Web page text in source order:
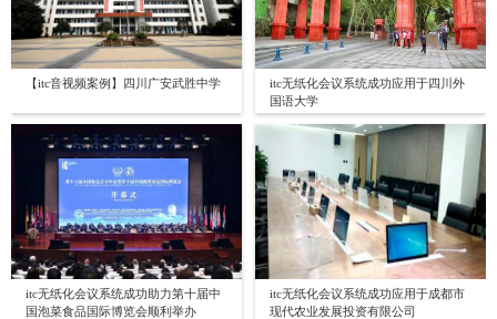
【itc音视频案例】四川广安武胜中学
itc无纸化会议系统成功应用于四川外
国语大学
itc无纸化会议系统成功助力第十届中
国泡菜食品国际博览会顺利举办
itc无纸化会议系统成功应用于成都市
现代农业发展投资有限公司